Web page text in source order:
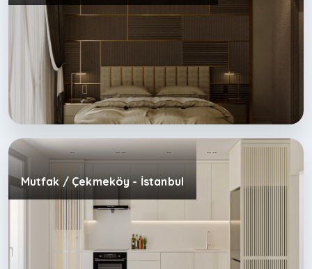
Mutfak / Çekmeköy - İstanbul